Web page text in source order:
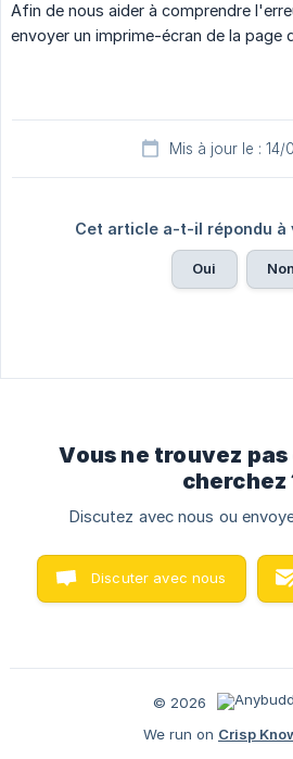
Afin de nous aider à comprendre
envoyer un imprime-écran de la page
Mis à jour le : 14/
Cet article a-t-il répondu à
Oui Non
Vous ne trouvez
cherchez
Discutez avec nous ou
Discuter avec nous
© 2026
We run on Crisp